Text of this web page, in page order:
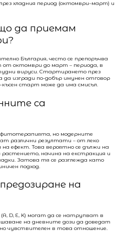
хладния период (октомври–март) и
да приемам
България, често се препоръчва
октомври до март – периода, в
вируси. Стартирането през
изгради по-добър имунен отговор
късен старт може да има смисъл.
са
фитотерапията, но модерните
различни резултати – от леко
ефект. Това вероятно се дължи на
растението, начина на екстракция и
Затова тя се разглежда като
подход.
на
D, E, K) могат да се натрупват в
на дневните дози да доведат
чувствителен в това отношение.